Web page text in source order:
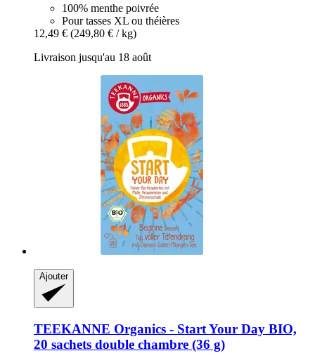
100% menthe poivrée
Pour tasses XL ou théières
12,49 € (249,80 € / kg)
Livraison jusqu'au 18 août
Ajouter
TEEKANNE Organics -​ Start Your Day BIO,
20 sachets double chambre (36 g)